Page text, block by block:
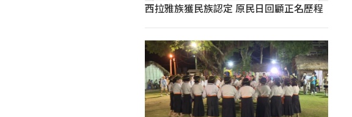
西拉雅族獲民族認定 原民日回顧正名歷程